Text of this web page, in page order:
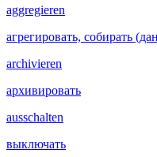
aggregieren
агрегировать, собирать
archivieren
архивировать
ausschalten
выключать